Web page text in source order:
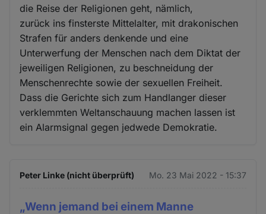
die Reise der Religionen geht, nämlich,
zurück ins finsterste Mittelalter, mit drakonischen
Strafen für anders denkende und eine
Unterwerfung der Menschen nach dem Diktat der
jeweiligen Religionen, zu beschneidung der
Menschenrechte sowie der sexuellen Freiheit.
Dass die Gerichte sich zum Handlanger dieser
verklemmten Weltanschauung machen lassen ist
ein Alarmsignal gegen jedwede Demokratie.
Peter Linke (nicht überprüft) Mo. 23 Mai 2022 - 15:37
„Wenn jemand bei einem Manne